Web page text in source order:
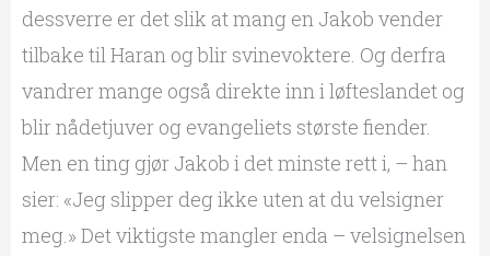
dessverre er det slik at mang en Jakob vender
tilbake til Haran og blir svinevoktere. Og derfra
vandrer mange også direkte inn i løfteslandet og
blir nådetjuver og evangeliets største fiender.
Men en ting gjør Jakob i det minste rett i, – han
sier: «Jeg slipper deg ikke uten at du velsigner
meg.» Det viktigste mangler enda – velsignelsen